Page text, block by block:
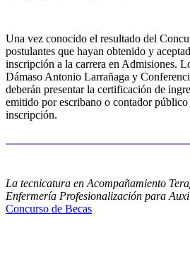
Una vez conocido el resultado del
postulantes que hayan obtenido y
inscripción a la carrera en Admisiones.
Dámaso Antonio Larrañaga y
deberán presentar la certificación de
emitido por escribano o contador
inscripción.
La tecnicatura en Acompañamiento
Enfermería Profesionalización para
Concurso de Becas